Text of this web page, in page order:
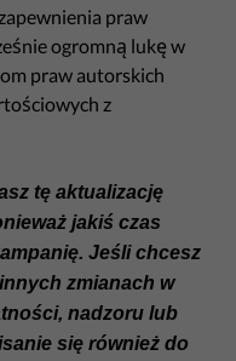
praw
ogromną lukę w
praw autorskich
z
tę aktualizację
jakiś czas
Jeśli chcesz
zmianach w
nadzoru lub
się również do